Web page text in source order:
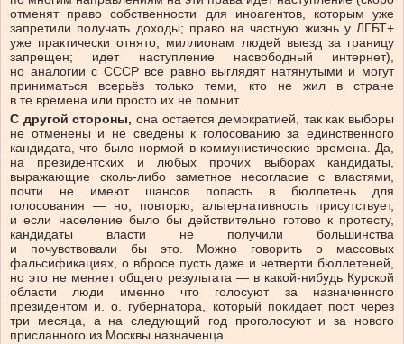
отменят право собственности для иноагентов, которым уже
запретили получать доходы; право на частную жизнь у ЛГБТ+
уже практически отнято; миллионам людей выезд за границу
запрещен; идет наступление насвободный интернет),
но аналогии с СССР все равно выглядят натянутыми и могут
приниматься всерьёз только теми, кто не жил в стране
в те времена или просто их не помнит.
С другой стороны, она остается демократией, так как выборы
не отменены и не сведены к голосованию за единственного
кандидата, что было нормой в коммунистические времена. Да,
на президентских и любых прочих выборах кандидаты,
выражающие сколь-либо заметное несогласие с властями,
почти не имеют шансов попасть в бюллетень для
голосования — но, повторю, альтернативность присутствует,
и если население было бы действительно готово к протесту,
кандидаты власти не получили большинства
и почувствовали бы это. Можно говорить о массовых
фальсификациях, о вбросе пусть даже и четверти бюллетеней,
но это не меняет общего результата — в какой-нибудь Курской
области люди именно что голосуют за назначенного
президентом и. о. губернатора, который покидает пост через
три месяца, а на следующий год проголосуют и за нового
присланного из Москвы назначенца.